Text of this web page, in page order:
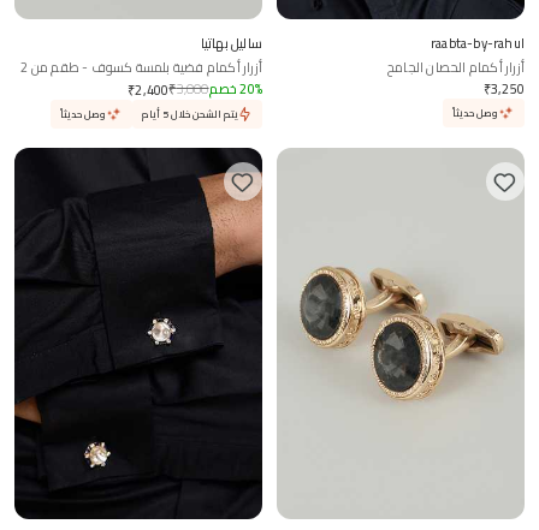
raabta-by-rahul
أزرار أكمام الحصان الجامح
₹3,250
وصل حديثاً
ساليل بهاتيا
أزرار أكمام فضية بلمسة كسوف - طقم من 2
₹2,400₹3,000 20% خصم
يتم الشحن خلال 5 أيام وصل حديثاً